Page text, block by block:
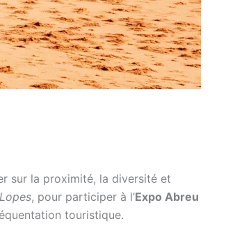
sur la proximité, la diversité et
, pour participer à l’Expo Abreu
touristique.